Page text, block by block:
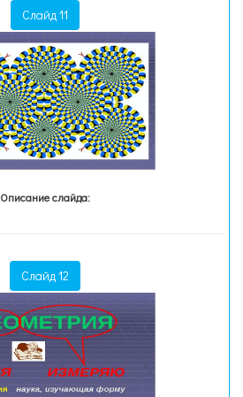
Слайд 11
Описание слайда:
Слайд 12